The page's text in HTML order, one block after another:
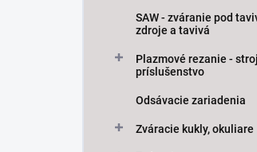
SAW - zváranie pod
zdroje a tavivá
Plazmové rezanie -
príslušenstvo
Odsávacie zariadenia
Zváracie kukly, okuliare